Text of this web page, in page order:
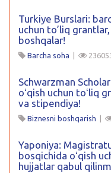
Turkiye Burslari:
uchun to’liq
boshqalar!
Barcha soha
Schwarzman
oʻqish uchun toʻliq
va stipendiya!
Biznesni boshqarish
Yaponiya:
bosqichida oʻqish
hujjatlar qabul